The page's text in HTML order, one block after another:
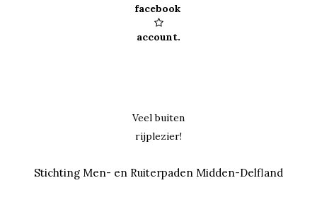
facebook

account.
Veel buiten
rijplezier!
Stichting Men- en Ruiterpaden Midden-Delfland